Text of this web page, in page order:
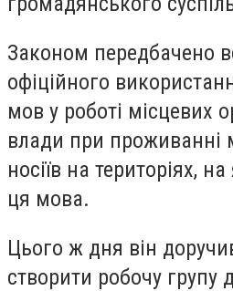
Законом передбачено
офіційного
мов у роботі місцевих
влади при проживанні
носіїв на територіях,
ця мова.
Цього ж дня він
створити робочу групу